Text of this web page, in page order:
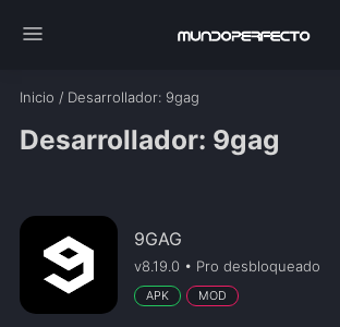
menu
Inicio / Desarrollador: 9gag
Desarrollador: 9gag
9GAG
v8.19.0 • Pro desbloqueado
APK MOD